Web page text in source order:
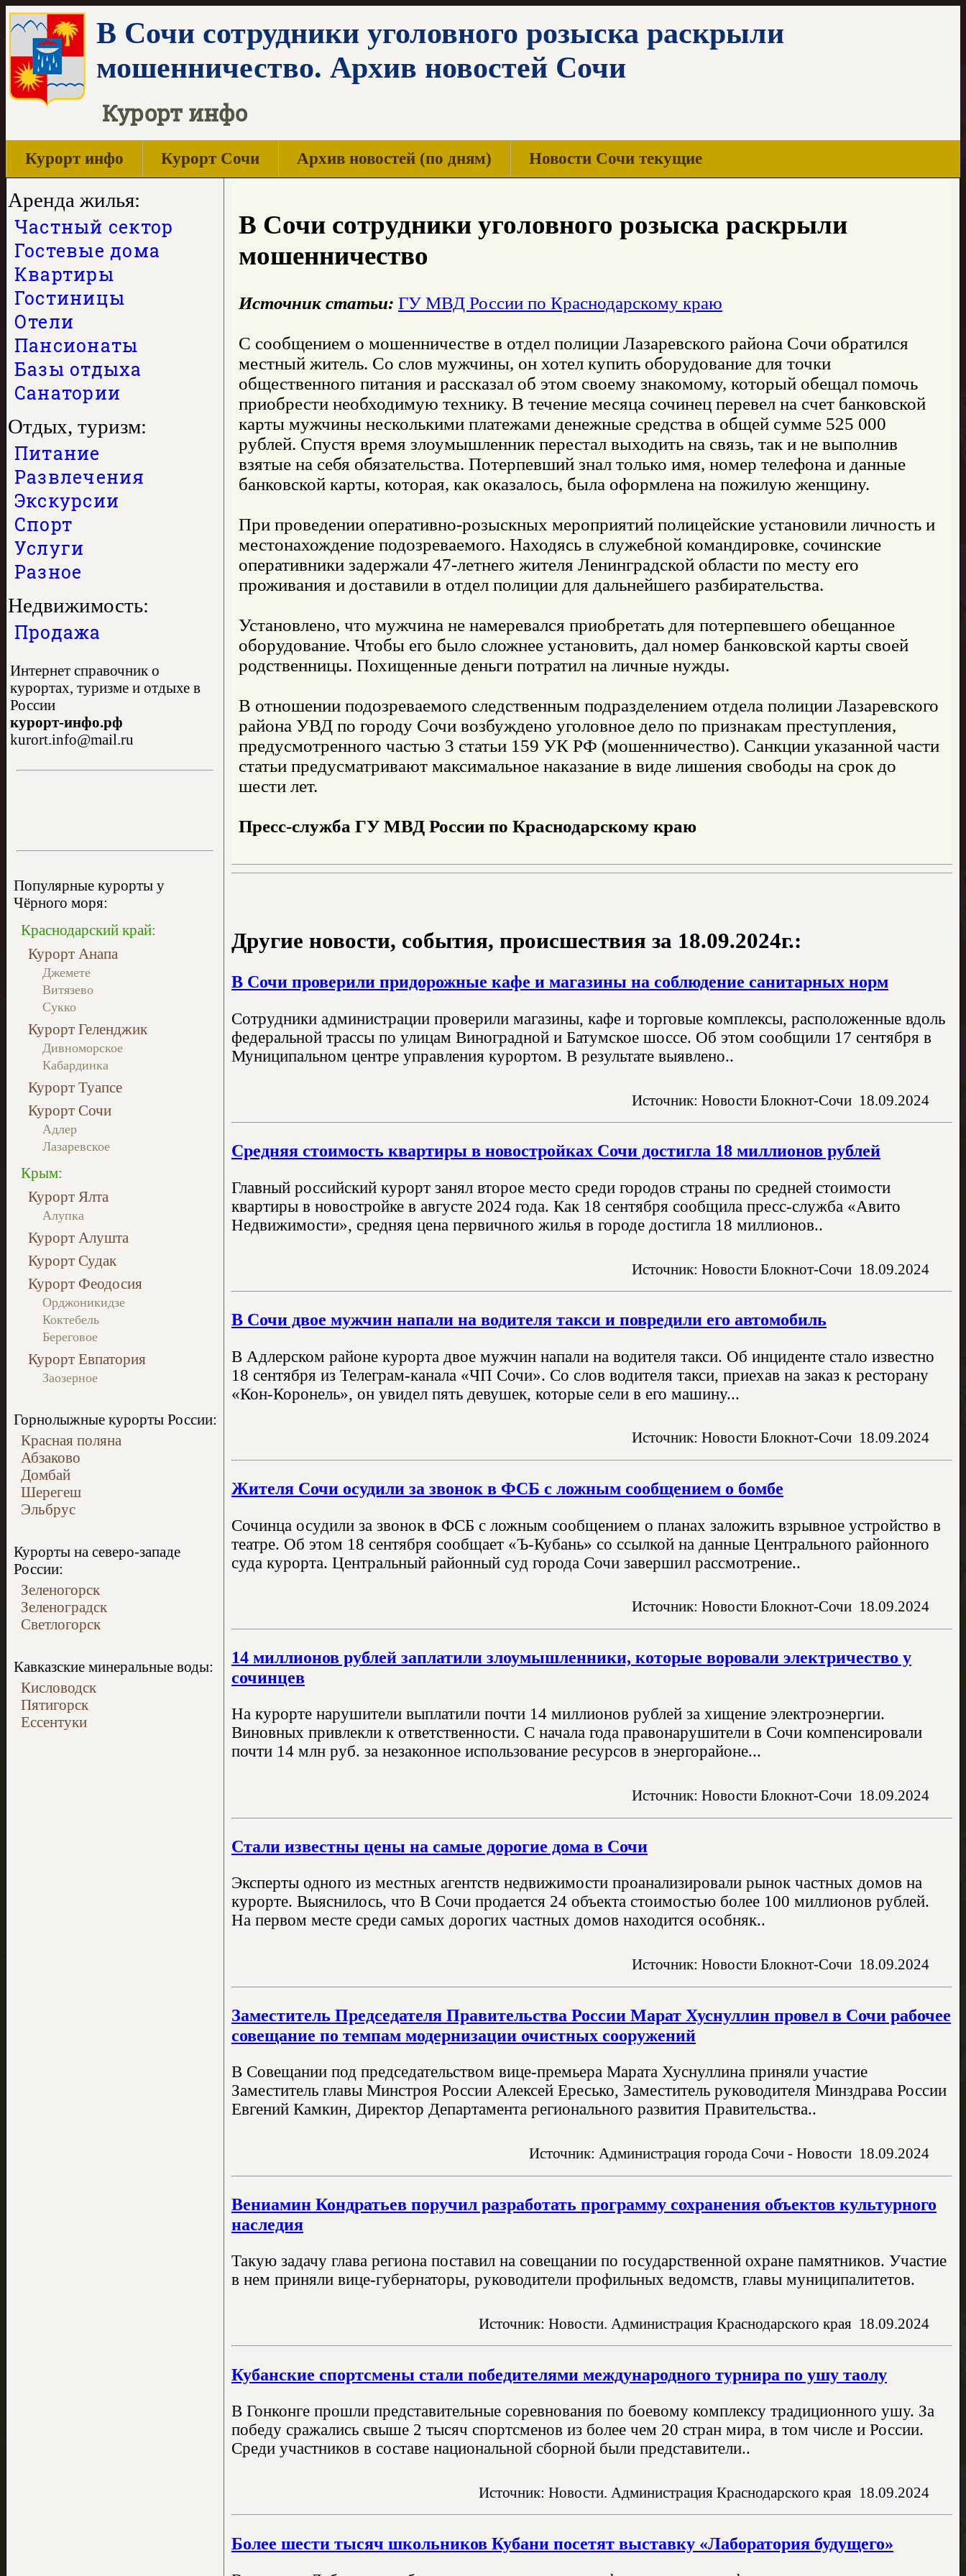
В Сочи сотрудники уголовного розыска раскрыли
мошенничество. Архив новостей Сочи
Курорт инфо
Курорт инфо Курорт Сочи Архив новостей (по дням) Новости Сочи текущие
Аренда жилья:
Частный сектор
Гостевые дома
Квартиры
Гостиницы
Отели
Пансионаты
Базы отдыха
Санатории
Отдых, туризм:
Питание
Развлечения
Экскурсии
Спорт
Услуги
Разное
Недвижимость:
Продажа
Интернет справочник о
курортах, туризме и отдыхе в
России
курорт-инфо.рф
kurort.info@mail.ru
Популярные курорты у
Чёрного моря:
Краснодарский край:
Курорт Анапа
Джемете
Витязево
Сукко
Курорт Геленджик
Дивноморское
Кабардинка
Курорт Туапсе
Курорт Сочи
Адлер
Лазаревское
Крым:
Курорт Ялта
Алупка
Курорт Алушта
Курорт Судак
Курорт Феодосия
Орджоникидзе
Коктебель
Береговое
Курорт Евпатория
Заозерное
Горнолыжные курорты России:
Красная поляна
Абзаково
Домбай
Шерегеш
Эльбрус
Курорты на северо-западе
России:
Зеленогорск
Зеленоградск
Светлогорск
Кавказские минеральные воды:
Кисловодск
Пятигорск
Ессентуки
В Сочи сотрудники уголовного розыска раскрыли
мошенничество
Источник статьи: ГУ МВД России по Краснодарскому краю
С сообщением о мошенничестве в отдел полиции Лазаревского района Сочи обратился
местный житель. Со слов мужчины, он хотел купить оборудование для точки
общественного питания и рассказал об этом своему знакомому, который обещал помочь
приобрести необходимую технику. В течение месяца сочинец перевел на счет банковской
карты мужчины несколькими платежами денежные средства в общей сумме 525 000
рублей. Спустя время злоумышленник перестал выходить на связь, так и не выполнив
взятые на себя обязательства. Потерпевший знал только имя, номер телефона и данные
банковской карты, которая, как оказалось, была оформлена на пожилую женщину.
При проведении оперативно-розыскных мероприятий полицейские установили личность и
местонахождение подозреваемого. Находясь в служебной командировке, сочинские
оперативники задержали 47-летнего жителя Ленинградской области по месту его
проживания и доставили в отдел полиции для дальнейшего разбирательства.
Установлено, что мужчина не намеревался приобретать для потерпевшего обещанное
оборудование. Чтобы его было сложнее установить, дал номер банковской карты своей
родственницы. Похищенные деньги потратил на личные нужды.
В отношении подозреваемого следственным подразделением отдела полиции Лазаревского
района УВД по городу Сочи возбуждено уголовное дело по признакам преступления,
предусмотренного частью 3 статьи 159 УК РФ (мошенничество). Санкции указанной части
статьи предусматривают максимальное наказание в виде лишения свободы на срок до
шести лет.
Пресс-служба ГУ МВД России по Краснодарскому краю
Другие новости, события, происшествия за 18.09.2024г.:
В Сочи проверили придорожные кафе и магазины на соблюдение санитарных норм
Сотрудники администрации проверили магазины, кафе и торговые комплексы, расположенные вдоль
федеральной трассы по улицам Виноградной и Батумское шоссе. Об этом сообщили 17 сентября в
Муниципальном центре управления курортом. В результате выявлено..
Источник: Новости Блокнот-Сочи 18.09.2024
Средняя стоимость квартиры в новостройках Сочи достигла 18 миллионов рублей
Главный российский курорт занял второе место среди городов страны по средней стоимости
квартиры в новостройке в августе 2024 года. Как 18 сентября сообщила пресс-служба «Авито
Недвижимости», средняя цена первичного жилья в городе достигла 18 миллионов..
Источник: Новости Блокнот-Сочи 18.09.2024
В Сочи двое мужчин напали на водителя такси и повредили его автомобиль
В Адлерском районе курорта двое мужчин напали на водителя такси. Об инциденте стало известно
18 сентября из Телеграм-канала «ЧП Сочи». Со слов водителя такси, приехав на заказ к ресторану
«Кон-Коронель», он увидел пять девушек, которые сели в его машину...
Источник: Новости Блокнот-Сочи 18.09.2024
Жителя Сочи осудили за звонок в ФСБ с ложным сообщением о бомбе
Сочинца осудили за звонок в ФСБ с ложным сообщением о планах заложить взрывное устройство в
театре. Об этом 18 сентября сообщает «Ъ-Кубань» со ссылкой на данные Центрального районного
суда курорта. Центральный районный суд города Сочи завершил рассмотрение..
Источник: Новости Блокнот-Сочи 18.09.2024
14 миллионов рублей заплатили злоумышленники, которые воровали электричество у
сочинцев
На курорте нарушители выплатили почти 14 миллионов рублей за хищение электроэнергии.
Виновных привлекли к ответственности. С начала года правонарушители в Сочи компенсировали
почти 14 млн руб. за незаконное использование ресурсов в энергорайоне...
Источник: Новости Блокнот-Сочи 18.09.2024
Стали известны цены на самые дорогие дома в Сочи
Эксперты одного из местных агентств недвижимости проанализировали рынок частных домов на
курорте. Выяснилось, что В Сочи продается 24 объекта стоимостью более 100 миллионов рублей.
На первом месте среди самых дорогих частных домов находится особняк..
Источник: Новости Блокнот-Сочи 18.09.2024
Заместитель Председателя Правительства России Марат Хуснуллин провел в Сочи рабочее
совещание по темпам модернизации очистных сооружений
В Совещании под председательством вице-премьера Марата Хуснуллина приняли участие
Заместитель главы Минстроя России Алексей Ересько, Заместитель руководителя Минздрава России
Евгений Камкин, Директор Департамента регионального развития Правительства..
Источник: Администрация города Сочи - Новости 18.09.2024
Вениамин Кондратьев поручил разработать программу сохранения объектов культурного
наследия
Такую задачу глава региона поставил на совещании по государственной охране памятников. Участие
в нем приняли вице-губернаторы, руководители профильных ведомств, главы муниципалитетов.
Источник: Новости. Администрация Краснодарского края 18.09.2024
Кубанские спортсмены стали победителями международного турнира по ушу таолу
В Гонконге прошли представительные соревнования по боевому комплексу традиционного ушу. За
победу сражались свыше 2 тысяч спортсменов из более чем 20 стран мира, в том числе и России.
Среди участников в составе национальной сборной были представители..
Источник: Новости. Администрация Краснодарского края 18.09.2024
Более шести тысяч школьников Кубани посетят выставку «Лаборатория будущего»